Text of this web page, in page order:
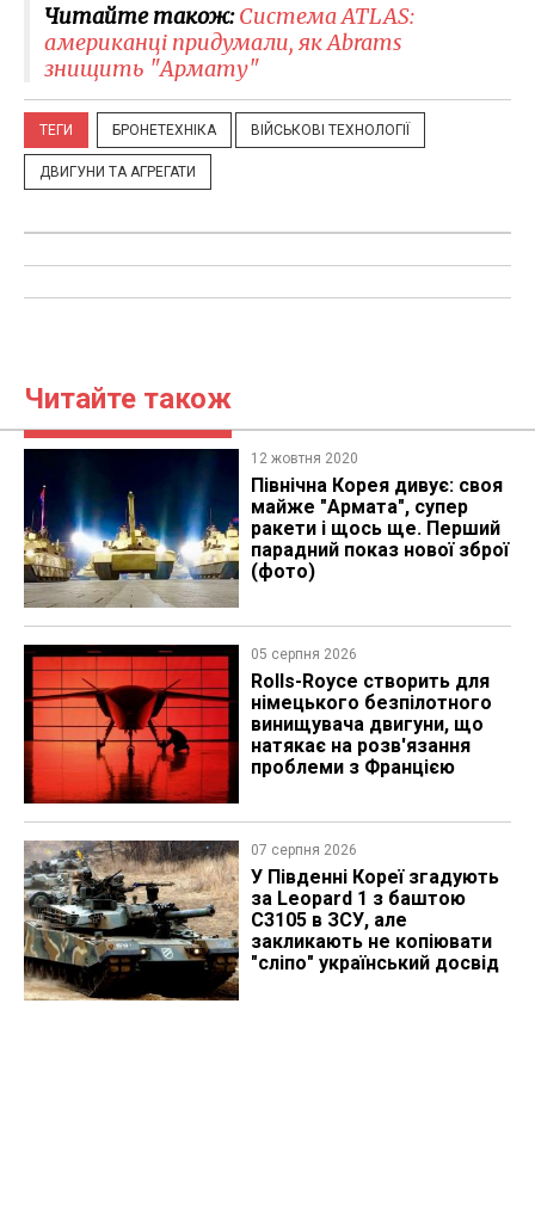
Читайте також:Система ATLAS​:
американці придумали, як Abrams​
знищить "Армату"
ТЕГИ БРОНЕТЕХНІКА ВІЙСЬКОВІ ТЕХНОЛОГІЇ
ДВИГУНИ ТА АГРЕГАТИ
Читайте також
12 жовтня 2020
Північна Корея дивує: своя
майже "Армата", супер
ракети і щось ще. Перший
парадний показ нової зброї
(фото)
05 серпня 2026
Rolls-Royce створить для
німецького безпілотного
винищувача двигуни, що
натякає на розв'язання
проблеми з Францією
07 серпня 2026
У Південні Кореї згадують
за Leopard 1 з баштою
C3105 в ЗСУ, але
закликають не копіювати
"сліпо" український досвід